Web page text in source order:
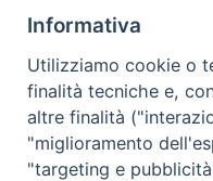
Informativa
Utilizziamo cookie o
finalità tecniche e,
altre finalità
"miglioramento
"targeting e